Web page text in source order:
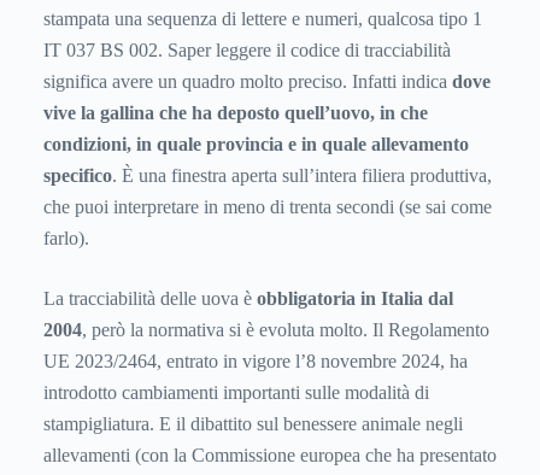
stampata una sequenza di lettere e numeri, qualcosa tipo 1
IT 037 BS 002. Saper leggere il codice di tracciabilità
significa avere un quadro molto preciso. Infatti indica dove
vive la gallina che ha deposto quell’uovo, in che
condizioni, in quale provincia e in quale allevamento
specifico. È una finestra aperta sull’intera filiera produttiva,
che puoi interpretare in meno di trenta secondi (se sai come
farlo).
La tracciabilità delle uova è obbligatoria in Italia dal
2004, però la normativa si è evoluta molto. Il Regolamento
UE 2023/2464, entrato in vigore l’8 novembre 2024, ha
introdotto cambiamenti importanti sulle modalità di
stampigliatura. E il dibattito sul benessere animale negli
allevamenti (con la Commissione europea che ha presentato